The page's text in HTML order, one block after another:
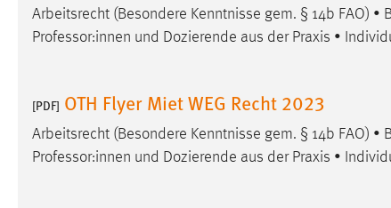
Arbeitsrecht (Besondere Kenntnisse gem. § 14b FAO) •
Professor:innen und Dozierende aus der Praxis •
[PDF] OTH Flyer Miet WEG Recht 2023
Arbeitsrecht (Besondere Kenntnisse gem. § 14b FAO) •
Professor:innen und Dozierende aus der Praxis •